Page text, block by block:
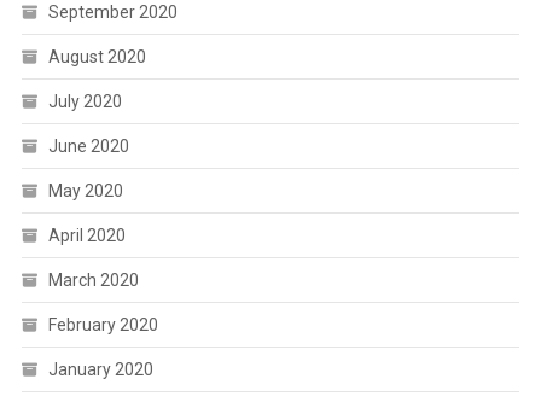
September 2020
August 2020
July 2020
June 2020
May 2020
April 2020
March 2020
February 2020
January 2020